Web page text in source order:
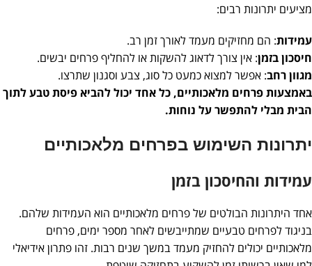
מציעים יתרונות רבים:
עמידות: הם מחזיקים מעמד לאורך זמן רב.
חיסכון בזמן: אין צורך לדאוג להשקות או להחליף פרחים יבשים.
מגוון רחב: אפשר למצוא כמעט כל סוג, צבע וסגנון שתרצו.
באמצעות פרחים מלאכותיים, כל אחד יכול להביא פיסת טבע לתוך
הבית מבלי להתפשר על נוחות.
יתרונות השימוש בפרחים מלאכותיים
עמידות והחיסכון בזמן
אחד היתרונות הבולטים של פרחים מלאכותיים הוא העמידות שלהם.
בניגוד לפרחים טבעיים שמתייבשים לאחר מספר ימים, פרחים
מלאכותיים יכולים להחזיק מעמד במשך שנים רבות. זהו פתרון אידיאלי